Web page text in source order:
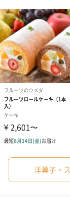
洋菓子・